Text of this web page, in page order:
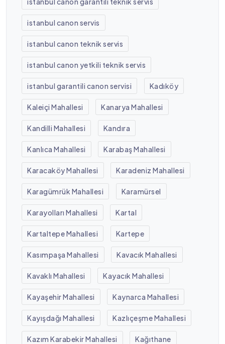
istanbul canon servis
istanbul canon teknik servis
istanbul canon yetkili teknik servis
istanbul garantili canon servisi Kadıköy
Kaleiçi Mahallesi Kanarya Mahallesi
Kandilli Mahallesi Kandıra
Kanlıca Mahallesi Karabaş Mahallesi
Karacaköy Mahallesi Karadeniz Mahallesi
Karagümrük Mahallesi Karamürsel
Karayolları Mahallesi Kartal
Kartaltepe Mahallesi Kartepe
Kasımpaşa Mahallesi Kavacık Mahallesi
Kavaklı Mahallesi Kayacık Mahallesi
Kayaşehir Mahallesi Kaynarca Mahallesi
Kayışdağı Mahallesi Kazlıçeşme Mahallesi
Kazım Karabekir Mahallesi Kağıthane